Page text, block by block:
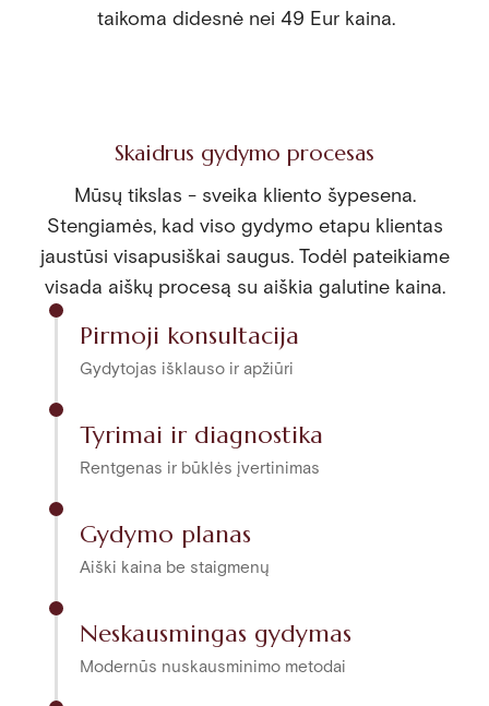
taikoma didesnė nei 49 Eur kaina.
Skaidrus gydymo procesas
Mūsų tikslas - sveika kliento šypesena.
Stengiamės, kad viso gydymo etapu klientas
jaustūsi visapusiškai saugus. Todėl pateikiame
visada aiškų procesą su aiškia galutine kaina.
Pirmoji konsultacija
Gydytojas išklauso ir apžiūri
Tyrimai ir diagnostika
Rentgenas ir būklės įvertinimas
Gydymo planas
Aiški kaina be staigmenų
Neskausmingas gydymas
Modernūs nuskausminimo metodai